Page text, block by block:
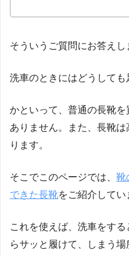
そういうご質問にお答えし
洗車のときにはどうしても
かといって、普通の長靴
ありません。また、長靴
ります。
そこでこのページでは、 靴
できた長靴をご紹介してい
これを使えば、洗車をす
らサッと履けて、しまう